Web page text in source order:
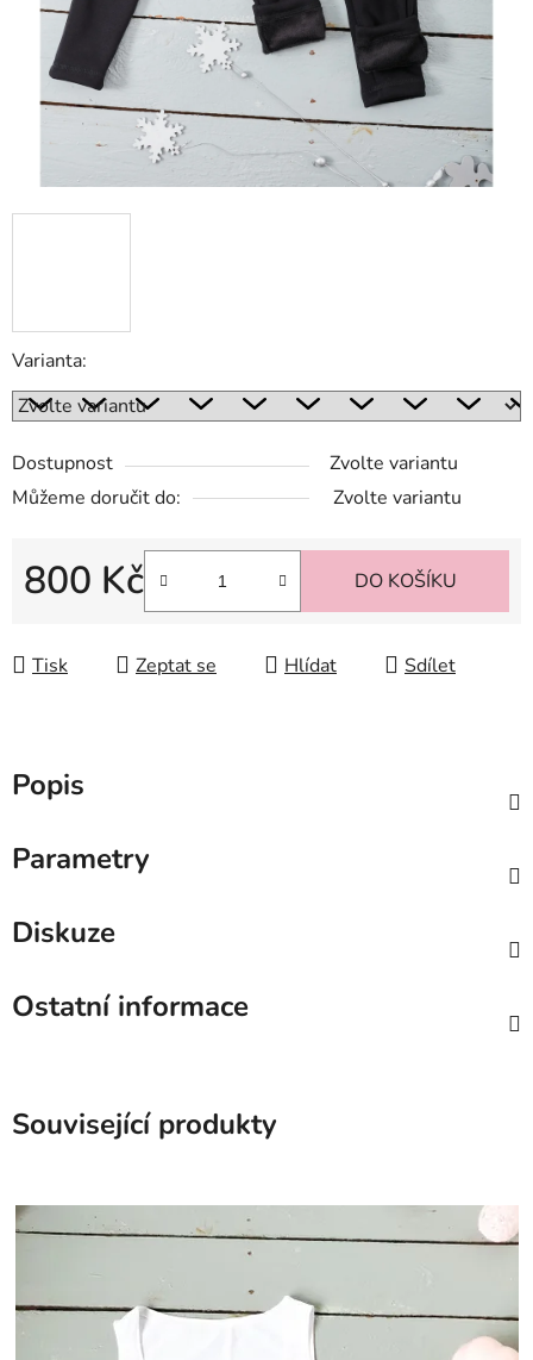
Varianta:
Dostupnost
Zvolte variantu
Můžeme doručit do:
Zvolte variantu
800 Kč DO KOŠÍKU
Tisk Zeptat se Hlídat Sdílet
Popis
Parametry
Diskuze
Ostatní informace
Související produkty